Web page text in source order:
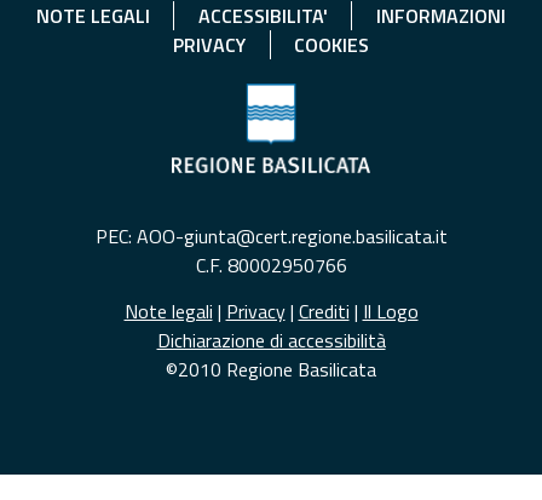
NOTE LEGALI ACCESSIBILITA'
INFORMAZIONI
PRIVACY
COOKIES
PEC: AOO-giunta@cert.regione.basilicata.it
C.F. 80002950766
Note legali | Privacy| Crediti | Il Logo
Dichiarazione di accessibilità
©2010 Regione Basilicata